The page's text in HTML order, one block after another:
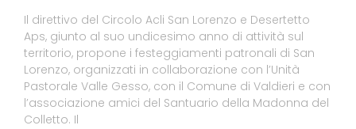
Il direttivo del Circolo Acli San Lorenzo e Desertetto
Aps, giunto al suo undicesimo anno di attività sul
territorio, propone i festeggiamenti patronali di San
Lorenzo, organizzati in collaborazione con l’Unità
Pastorale Valle Gesso, con il Comune di Valdieri e con
l’associazione amici del Santuario della Madonna del
Colletto. Il